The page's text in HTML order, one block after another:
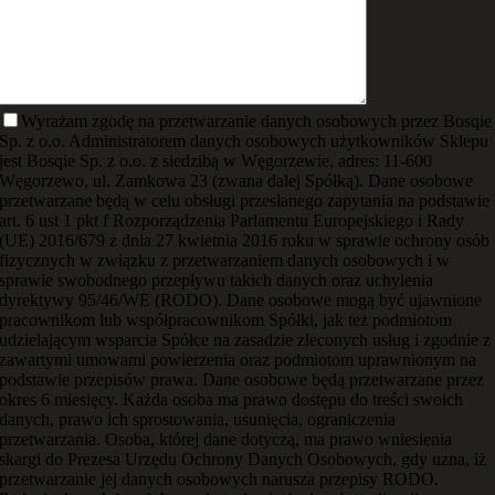
Wyrażam zgodę na przetwarzanie danych osobowych przez Bosqie
Sp. z o.o. Administratorem danych osobowych użytkowników Sklepu
jest Bosqie Sp. z o.o. z siedzibą w Węgorzewie, adres: 11-600
Węgorzewo, ul. Zamkowa 23 (zwana dalej Spółką). Dane osobowe
przetwarzane będą w celu obsługi przesłanego zapytania na podstawie
art. 6 ust 1 pkt f Rozporządzenia Parlamentu Europejskiego i Rady
(UE) 2016/679 z dnia 27 kwietnia 2016 roku w sprawie ochrony osób
fizycznych w związku z przetwarzaniem danych osobowych i w
sprawie swobodnego przepływu takich danych oraz uchylenia
dyrektywy 95/46/WE (RODO). Dane osobowe mogą być ujawnione
pracownikom lub współpracownikom Spółki, jak też podmiotom
udzielającym wsparcia Spółce na zasadzie zleconych usług i zgodnie z
zawartymi umowami powierzenia oraz podmiotom uprawnionym na
podstawie przepisów prawa. Dane osobowe będą przetwarzane przez
okres 6 miesięcy. Każda osoba ma prawo dostępu do treści swoich
danych, prawo ich sprostowania, usunięcia, ograniczenia
przetwarzania. Osoba, której dane dotyczą, ma prawo wniesienia
skargi do Prezesa Urzędu Ochrony Danych Osobowych, gdy uzna, iż
przetwarzanie jej danych osobowych narusza przepisy RODO.